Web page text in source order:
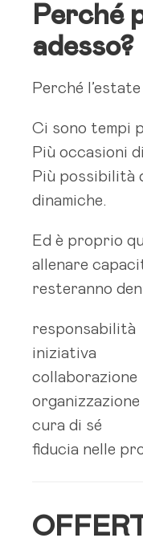
Perché
adesso?
Perché
Ci sono tempi
Più occasioni
Più possibilità
dinamiche.
Ed è proprio
allenare
resteranno
responsabilità
iniziativa
collaborazione
organizzazione
cura di sé
fiducia nelle